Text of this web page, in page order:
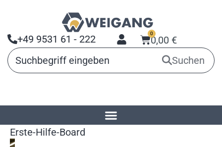
+49 9531 61 - 222 0,00 €
0
Suchen
»Planungstafeln
Erste-Hilfe-Board